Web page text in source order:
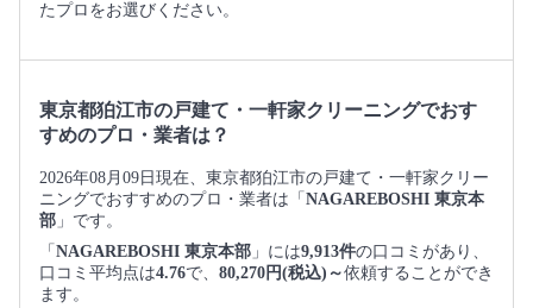
たプロをお選びください。
東京都狛江市の戸建て・一軒家クリーニングでおす
すめのプロ・業者は？
2026年08月09日現在、東京都狛江市の戸建て・一軒家クリー
ニングでおすすめのプロ・業者は「 NAGAREBOSHI 東京本
部 」です。
「 NAGAREBOSHI 東京本部 」には9,913件の口コミがあり、
口コミ平均点は4.76で、 80,270円(税込)～依頼することができ
ます。